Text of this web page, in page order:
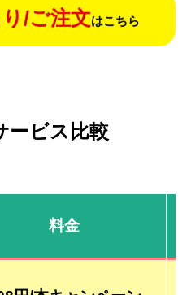
/ご注文はこちら
ービス比較
料金